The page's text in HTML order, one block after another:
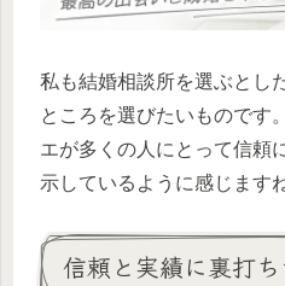
私も結婚相談所を選ぶとし
ところを選びたいものです
エが多くの人にとって信頼
示しているように感じますね
信頼と実績に裏打ち